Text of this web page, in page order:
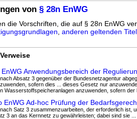
von § 28n EnWG
die Vorschriften, die auf § 28n EnWG
anderen geltenden
EnWG Anwendungsbereich der
nach Absatz 3 gegenüber der Bundesnetzagentur
sofern dies ... dieses Gesetz nur
Wasserstoffspeicheranlagen anzuwenden, sofern der
EnWG Ad-hoc Prüfung der
nach Satz 3 zusammenzuarbeiten, der erforderlich ist,
3 an das Kernnetz zu gewährleisten; dabei sind sie ...